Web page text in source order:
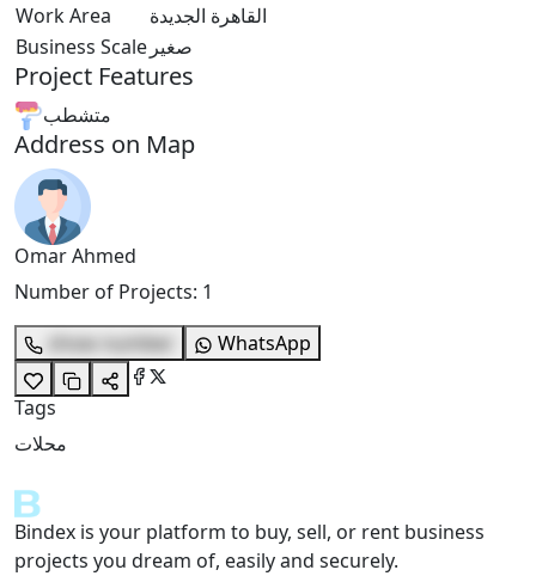
Work Area
القاهرة الجديدة
Business Scale صغير
Project Features
متشطب
Address on Map
Omar Ahmed
Number of Projects: 1
show number
WhatsApp
Tags
محلات
Bindex is your platform to buy, sell, or rent business
projects you dream of, easily and securely.